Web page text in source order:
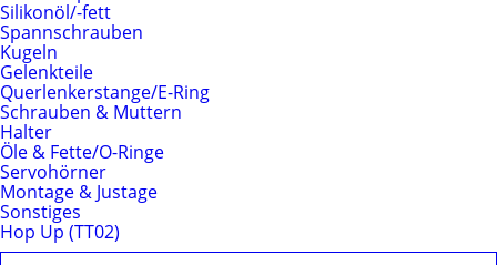
Silikonöl/-fett
Spannschrauben
Kugeln
Gelenkteile
Querlenkerstange/E-Ring
Schrauben & Muttern
Halter
Öle & Fette/O-Ringe
Servohörner
Montage & Justage
Sonstiges
Hop Up (TT02)